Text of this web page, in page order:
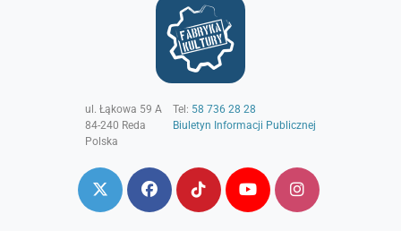
ul. Łąkowa 59 A
84-240 Reda
Polska
Tel: 58 736 28 28
Biuletyn Informacji Publicznej